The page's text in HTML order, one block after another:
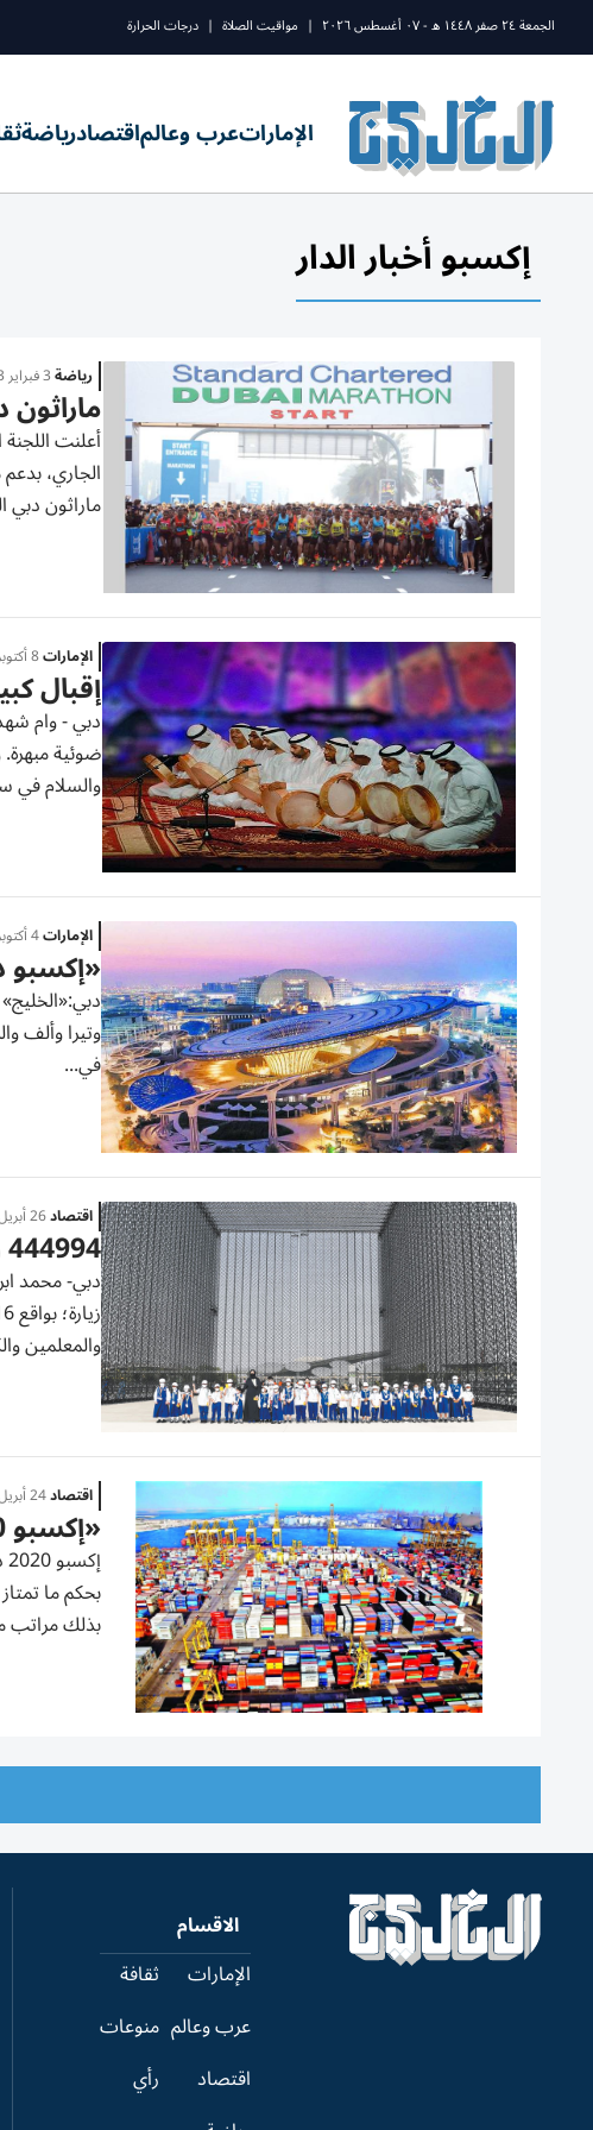
الجمعة ٢٤ صفر ١٤٤٨ ه - ٠٧ أغسطس ٢٠٢٦ | مواقيت الصلاة | درجات الحرارة
الإماراتعرب وعالماقتصادرياضة
إكسبو أخبار الدار
رياضة3 فبراير 2023
ماراثون دبي ينطلق
الجاري،
ماراثون دبي
الإمارات8 أكتوبر 2022
إقبال
دبي - وام
ضوئية
والسلام في
الإمارات4 أكتوبر 2022
«إكسبو
في...
اقتصاد26 أبريل 2022
444994 زيارة لطلبة المدارس الحكومية لـ «إكسبو دبي»
والمعلمين
اقتصاد24 أبريل 2022
«إكسبو 2020» يترك بصمات مبشرة في اقتصاد الإمارات
بحكم ما
بذلك مراتب
الاقسام
الإمارات
عرب وعالم
اقتصاد
ثقافة
منوعات
رأي